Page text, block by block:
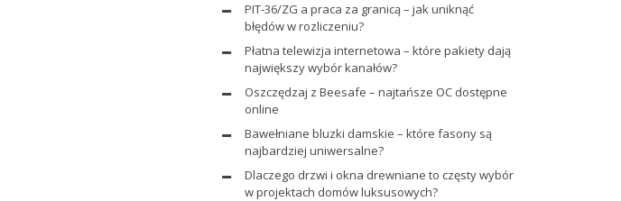
PIT-36/ZG a praca za granicą – jak uniknąć
błędów w rozliczeniu?
Płatna telewizja internetowa – które pakiety dają
największy wybór kanałów?
Oszczędzaj z Beesafe – najtańsze OC dostępne
online
Bawełniane bluzki damskie – które fasony są
najbardziej uniwersalne?
Dlaczego drzwi i okna drewniane to częsty wybór
w projektach domów luksusowych?